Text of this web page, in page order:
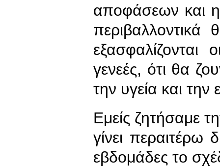
αποφάσεων και
περιβαλλοντικά
γενεές, ότι θα
την υγεία και την
Εμείς ζητήσαμε
γίνει
εβδομάδες το